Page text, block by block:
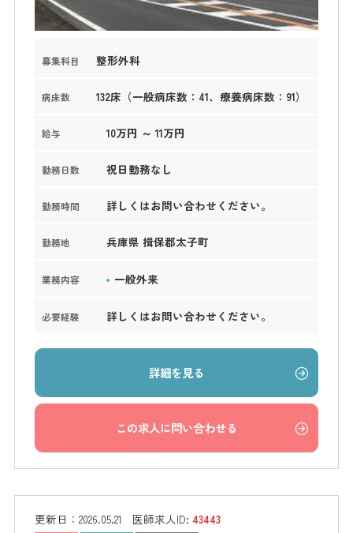
募集科目 整形外科
病床数 132床（一般病床数：41、療養病床数：91）
給与 10万円 ～ 11万円
勤務日数 祝日勤務なし
勤務時間 詳しくはお問い合わせください。
勤務地 兵庫県 揖保郡太子町
業務内容 一般外来
必要経験 詳しくはお問い合わせください。
詳細を見る
この求人に問い合わせる
更新日： 2026.05.21 医師求人ID: 43443